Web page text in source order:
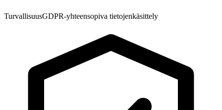
TurvallisuusGDPR-yhteensopiva tietojenkäsittely